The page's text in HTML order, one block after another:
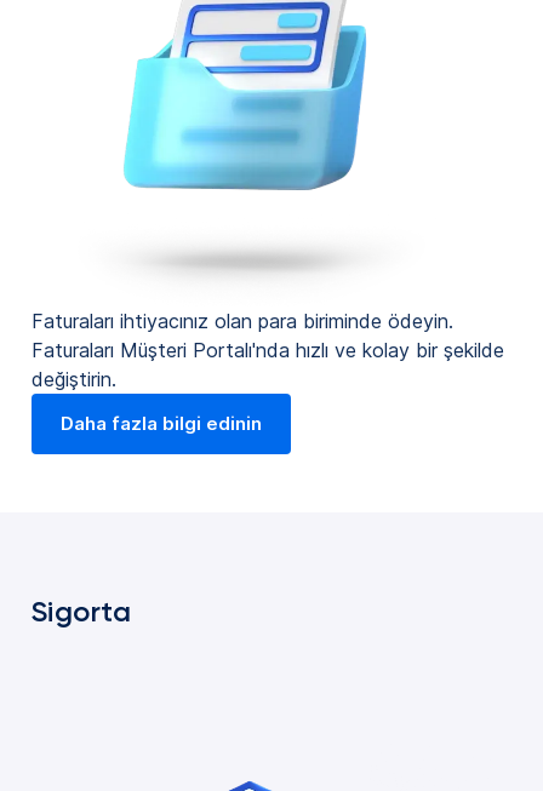
Faturaları ihtiyacınız olan para biriminde ödeyin.
Faturaları Müşteri Portalı'nda hızlı ve kolay bir şekilde
değiştirin.
Daha fazla bilgi edinin
Sigorta